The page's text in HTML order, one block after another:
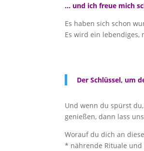
… und ich freue mich
Es haben sich schon
Es wird ein lebendiges,
Der Schlüssel, um
Und wenn du spürst
genießen, dann lass
Worauf du dich an
* nährende Rituale und